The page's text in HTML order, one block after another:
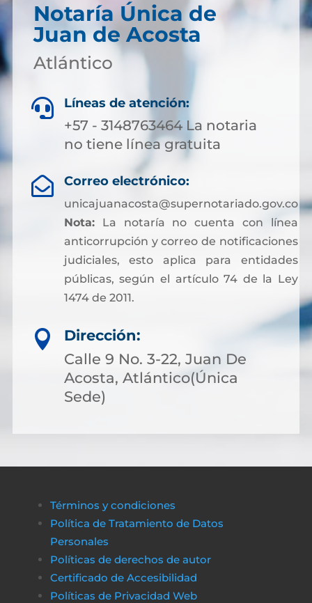
Notaría Única de
Juan de Acosta
Atlántico
 Líneas de atención:
+57 - 3148763464 La notaria
no tiene línea gratuita
 Correo electrónico:
unicajuanacosta@supernotariado.gov.co
Nota:La notaría no cuenta con línea
anticorrupción y correo de notificaciones
judiciales, esto aplica para entidades
públicas, según el artículo 74 de la Ley
1474 de 2011.

Dirección:
Calle 9 No. 3-22, Juan De
Acosta, Atlántico(Única
Sede)
Términos y condiciones
Política de Tratamiento de Datos
Personales
Políticas de derechos de autor
Certificado de Accesibilidad
Políticas de Privacidad Web